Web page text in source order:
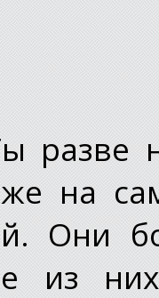
разве
на
Они
из